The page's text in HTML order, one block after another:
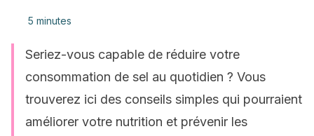
5 minutes
Seriez-vous capable de réduire votre
consommation de sel au quotidien ? Vous
trouverez ici des conseils simples qui pourraient
améliorer votre nutrition et prévenir les